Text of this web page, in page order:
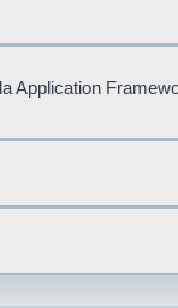
Application